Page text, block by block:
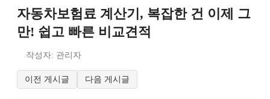
자동차보험료 계산기, 복잡한 건 이제 그
만! 쉽고 빠른 비교견적
작성자: 관리자
이전 게시글 다음 게시글